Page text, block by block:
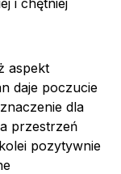
aspekt
daje poczucie
dla
przestrzeń
pozytywnie